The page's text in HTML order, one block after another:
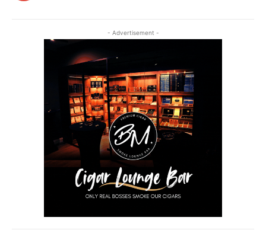
- Advertisement -